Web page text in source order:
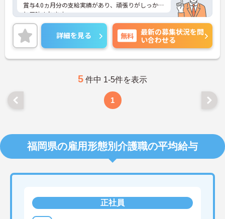
賞与4.0ヵ月分の支給実績があり、頑張りがしっかり
と反映されます。
残業も少なくプライベートも充実させられます！
ご興味ある方には、面接のポイントなど、さらに詳
細をお話致しますのでお気軽にご相談ください。
詳細を見る 無料
最新の募集状況を問
い合わせる
5 件中 1-5件を表示
1
福岡県の雇用形態別介護職の平均給与
正社員